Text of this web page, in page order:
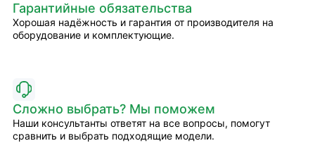
Гарантийные обязательства
Хорошая надёжность и гарантия от производителя на
оборудование и комплектующие.
Сложно выбрать? Мы поможем
Наши консультанты ответят на все вопросы, помогут
сравнить и выбрать подходящие модели.